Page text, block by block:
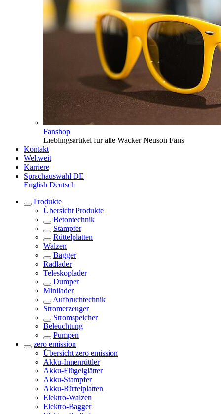
Fanshop
Lieblingsartikel für alle Wacker Neuson Fans
Kontakt
Weltweit
Karriere
Sprachauswahl DE
English Deutsch
Produkte
Übersicht Produkte
Betontechnik
Stampfer
Rüttelplatten
Walzen
Bagger
Radlader
Teleskoplader
Dumper
Minilader
Aufbruchtechnik
Stromerzeuger
Stromspeicher
Beleuchtung
Pumpen
zero emission
Übersicht zero emission
Akku-Innenrüttler
Akku-Flügelglätter
Akku-Stampfer
Akku-Rüttelplatten
Elektro-Walzen
Elektro-Bagger